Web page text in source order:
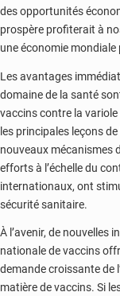
des opportunités
prospère profiterait à
une économie
Les avantages
domaine de la santé
vaccins contre la
les principales leçons
nouveaux mécanismes
efforts à l’échelle du
internationaux, ont
sécurité sanitaire.
À l’avenir, de nouvelles
nationale de vaccins
demande croissante de
matière de vaccins. Si